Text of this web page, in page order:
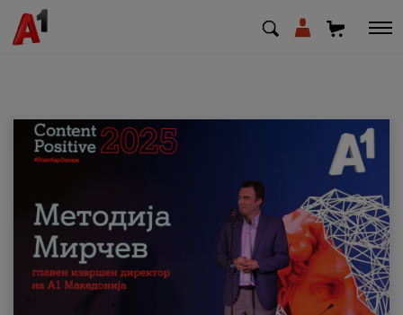
МК EN
Приватни Деловни